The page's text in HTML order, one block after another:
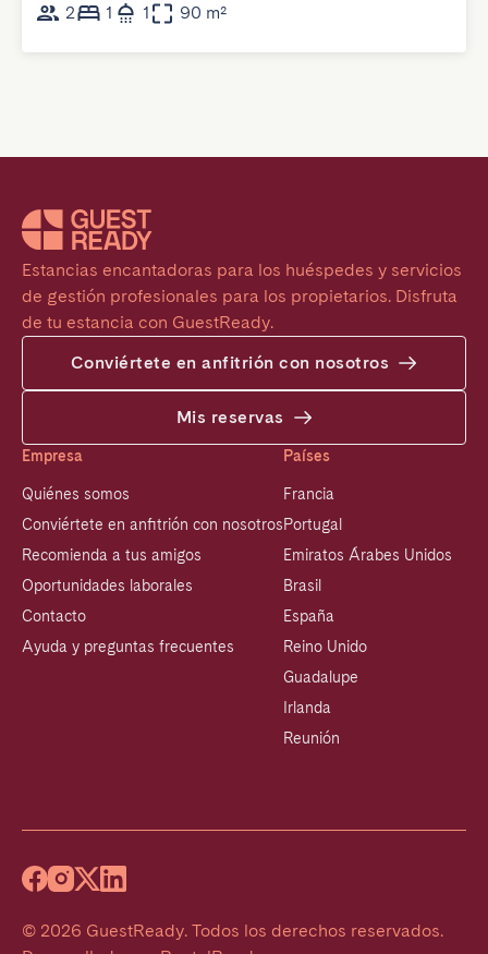
2
1 1 90 m²
Estancias encantadoras para los huéspedes y servicios
de gestión profesionales para los propietarios. Disfruta
de tu estancia con GuestReady.
Conviértete en anfitrión con nosotros
Mis reservas
Empresa
Quiénes somos
Conviértete en anfitrión con nosotros
Recomienda a tus amigos
Oportunidades laborales
Contacto
Ayuda y preguntas frecuentes
Países
Francia
Portugal
Emiratos Árabes Unidos
Brasil
España
Reino Unido
Guadalupe
Irlanda
Reunión
© 2026 GuestReady. Todos los derechos reservados.